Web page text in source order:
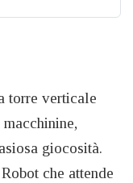
torre verticale
giocosità.
che attende